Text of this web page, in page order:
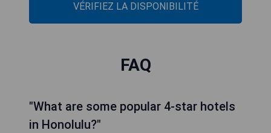
VÉRIFIEZ LA DISPONIBILITÉ
FAQ
"What are some popular 4-star hotels
in Honolulu?"